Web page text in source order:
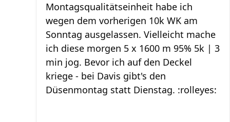
Montagsqualitätseinheit habe ich
wegen dem vorherigen 10k WK am
Sonntag ausgelassen. Vielleicht mache
ich diese morgen 5 x 1600 m 95% 5k | 3
min jog. Bevor ich auf den Deckel
kriege - bei Davis gibt's den
Düsenmontag statt Dienstag. :rolleyes: